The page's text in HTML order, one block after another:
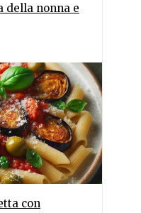
della nonna e
con